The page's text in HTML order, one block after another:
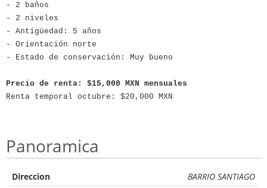
- 2 baños
- 2 niveles
- Antigüedad: 5 años
- Orientación norte
- Estado de conservación: Muy bueno
Precio de renta: $15,000 MXN mensuales
Renta temporal octubre: $20,000 MXN
Panoramica
Direccion BARRIO SANTIAGO